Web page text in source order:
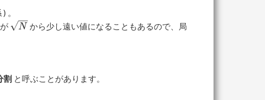
。
\sqrt{N}
N から少し遠い値になることもあるので、局
割 と呼ぶことがあります。